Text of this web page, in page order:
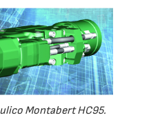
Montabert HC95.